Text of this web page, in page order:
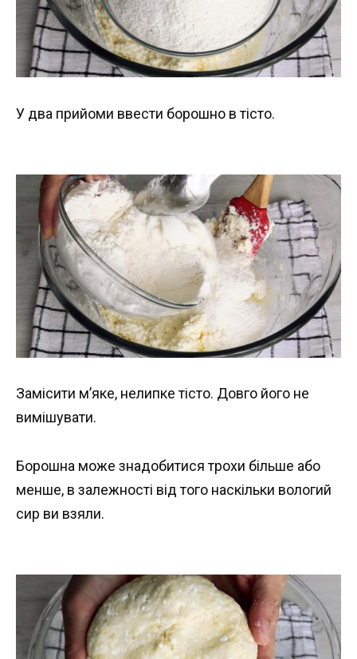
У два прийоми ввести борошно в тісто.
Замісити м’яке, нелипке тісто. Довго його не
вимішувати.
Борошна може знадобитися трохи більше або
менше, в залежності від того наскільки вологий
сир ви взяли.